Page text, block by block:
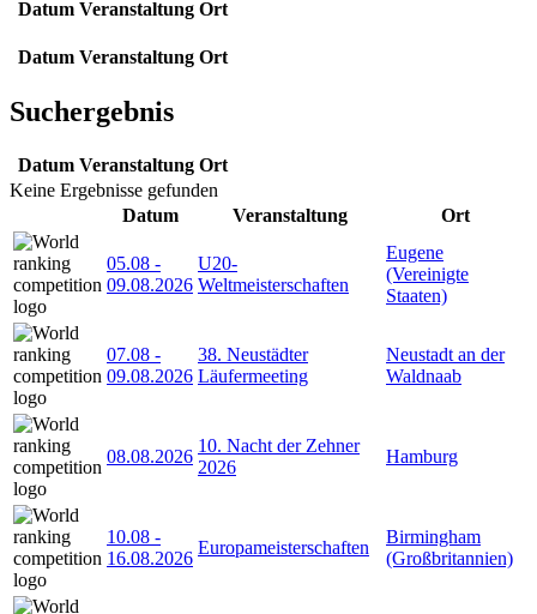
Datum Veranstaltung Ort
Datum Veranstaltung Ort
Suchergebnis
Datum Veranstaltung Ort
Keine Ergebnisse gefunden
Datum
Veranstaltung Ort
05.08 -
09.08.2026
U20-
Weltmeisterschaften
Eugene
(Vereinigte
Staaten)
07.08 -
09.08.2026
38. Neustädter
Läufermeeting
Neustadt an der
Waldnaab
08.08.2026
10. Nacht der Zehner
2026
Hamburg
10.08 -
16.08.2026
Europameisterschaften
Birmingham
(Großbritannien)